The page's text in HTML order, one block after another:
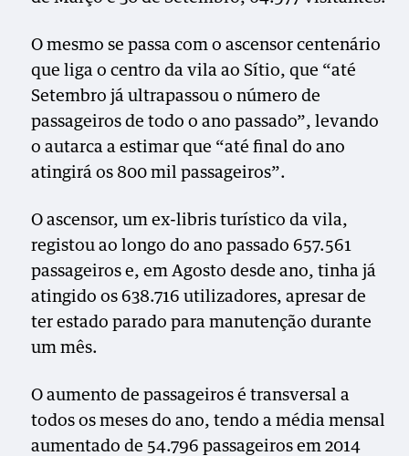
O mesmo se passa com o ascensor centenário
que liga o centro da vila ao Sítio, que “até
Setembro já ultrapassou o número de
passageiros de todo o ano passado”, levando
o autarca a estimar que “até final do ano
atingirá os 800 mil passageiros”.
O ascensor, um ex-libris turístico da vila,
registou ao longo do ano passado 657.561
passageiros e, em Agosto desde ano, tinha já
atingido os 638.716 utilizadores, apresar de
ter estado parado para manutenção durante
um mês.
O aumento de passageiros é transversal a
todos os meses do ano, tendo a média mensal
aumentado de 54.796 passageiros em 2014